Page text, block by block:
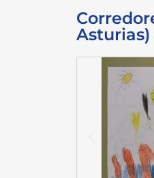
Asturias)